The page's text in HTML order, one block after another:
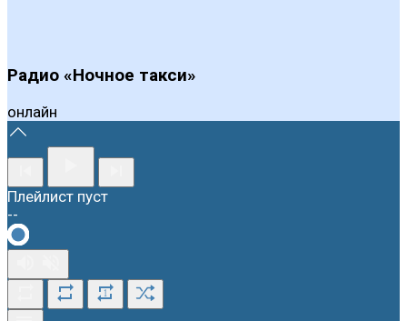
Радио «Ночное такси»
онлайн
Плейлист пуст
--
1